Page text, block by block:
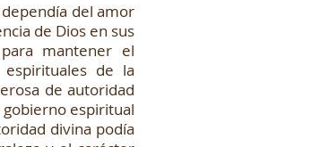
del amor
de Dios en sus
mantener el
de la
de autoridad
espiritual
divina podía